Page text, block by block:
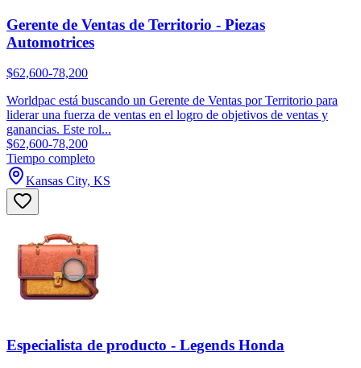
Gerente de Ventas de Territorio - Piezas
Automotrices
$62,600-78,200
Worldpac está buscando un Gerente de Ventas por Territorio para
liderar una fuerza de ventas en el logro de objetivos de ventas y
ganancias. Este rol...
$62,600-78,200
Tiempo completo
Kansas City, KS
Especialista de producto - Legends Honda